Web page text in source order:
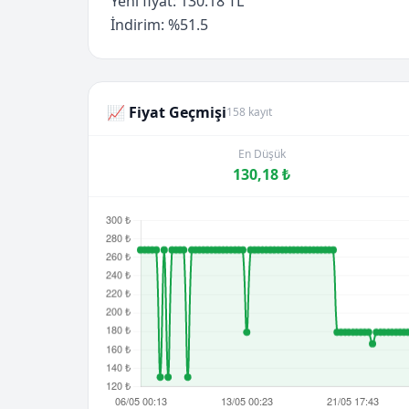
İndirim: %51.5
📈 Fiyat Geçmişi158 kayıt
En Düşük
130,18 ₺